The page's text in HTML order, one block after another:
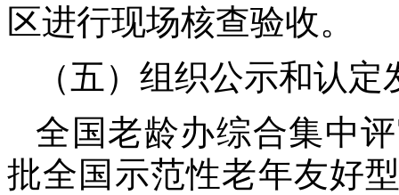
区进行现场核查验收。
（五）组织公示和认
全国老龄办综合集中
批全国示范性老年友好